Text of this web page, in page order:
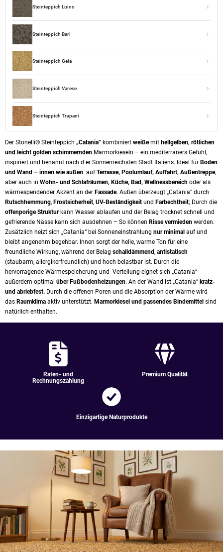
Der Stonelli® Steinteppich „Catania“ kombiniert weißemit hellgelben, rötlichen
und leicht golden schimmernden Marmorkieseln – ein mediterraners Gefühl,
inspiriert und benannt nach d er Sonnenreichsten Stadt Italiens. Ideal für Boden
und Wand – innen wie außen: aufTerrasse, Poolumlauf, Auffahrt, Außentreppe,
aber auch in Wohn- und Schlafräumen, Küche, Bad, Wellnessbereich oder als
wärmespendender Akzent an der Fassade. Außen überzeugt „Catania“ durch
Rutschhemmung, Frostsicherheit, UV-Beständigkeit und Farbechtheit; Durch die
offenporige Strukturkann Wasser ablaufen und der Belag trocknet schnell und
gefrierende Nässe kann sich ausdehnen – So können Risse vermieden werden.
Zusätzlich heizt sich „Catania“ bei Sonneneinstrahlung nur minimal auf und
bleibt angenehm begehbar. Innen sorgt der helle, warme Ton für eine
freundliche Wirkung, während der Belag schalldämmend, antistatisch
(staubarm, allergikerfreundlich) und hoch belastbar ist. Durch die
hervorragende Wärmespeicherung und -Verteilung eignet sich „Catania“
außerdem optimal über Fußbodenheizungen. An der Wand ist „Catania“ kratz-
und abriebfest. Durch die offenen Poren und die Absorption der Wärme wird
das Raumklima aktiv unterstützt. Marmorkiesel und passendes Bindemittel sind
natürlich enthalten.
Steinteppich Luino
Steinteppich Bari
Steinteppich Gela
Steinteppich Varese
Steinteppich Trapani
Raten- und
Rechnungszahlung
Premium Qualität
Einzigartige Naturprodukte